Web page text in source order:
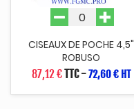
CISEAUX DE POCHE 4,5"
ROBUSO
87,12 €TTC-72,60 € HT